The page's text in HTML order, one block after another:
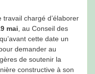
chargé d’élaborer
mai , au Conseil des
cette date un
demander au
de soutenir la
constructive à son